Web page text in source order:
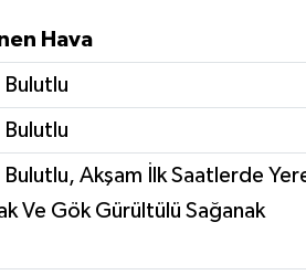
Hava
Bulutlu
Bulutlu
Bulutlu, Akşam İlk Saatlerde
Ve Gök Gürültülü Sağanak